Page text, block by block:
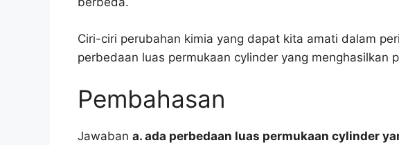
Ciri-ciri perubahan kimia yang dapat kita amati dalam
perbedaan luas permukaan cylinder yang menghasilkan
Pembahasan
Jawaban a. ada perbedaan luas permukaan cylinder